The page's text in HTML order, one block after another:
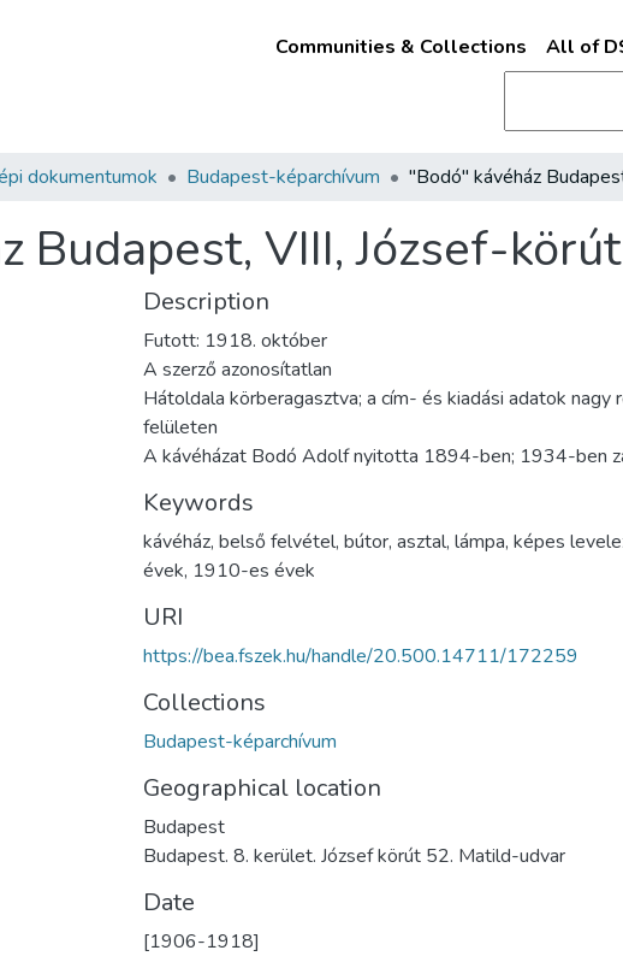
Communities & Collections All of
dokumentumok Budapest-képarchívum
Budapest, VIII, József-
Description
Futott: 1918. október
A szerző azonosítatlan
Hátoldala körberagasztva; a cím- és kiadási adatok nagy
felületen
A kávéházat Bodó Adolf nyitotta 1894-ben; 1934-ben
Keywords
kávéház, belső felvétel, bútor, asztal, lámpa, képes
évek, 1910-es évek
URI
https://bea.fszek.hu/handle/20.500.14711/172259
Collections
Budapest-képarchívum
Geographical location
Budapest
Budapest. 8. kerület. József körút 52. Matild-udvar
Date
[1906-1918]